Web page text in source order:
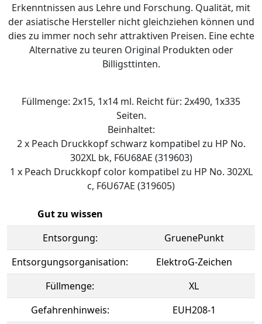
Erkenntnissen aus Lehre und Forschung. Qualität, mit
der asiatische Hersteller nicht gleichziehen können und
dies zu immer noch sehr attraktiven Preisen. Eine echte
Alternative zu teuren Original Produkten oder
Billigsttinten.
Füllmenge: 2x15, 1x14 ml. Reicht für: 2x490, 1x335
Seiten.
Beinhaltet:
2 x Peach Druckkopf schwarz kompatibel zu HP No.
302XL bk, F6U68AE (319603)
1 x Peach Druckkopf color kompatibel zu HP No. 302XL
c, F6U67AE (319605)
Gut zu wissen
Entsorgung:
GruenePunkt
Entsorgungsorganisation:
ElektroG-Zeichen
Füllmenge:
XL
Gefahrenhinweis:
EUH208-1